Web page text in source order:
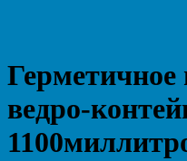
Герметичное
ведро-